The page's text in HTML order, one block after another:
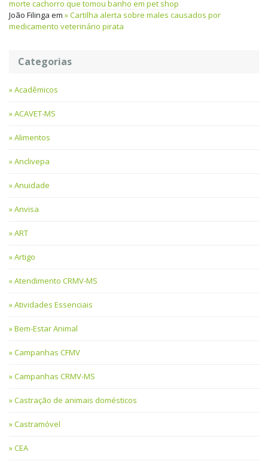
morte cachorro que tomou banho em pet shop
João Filinga em
Cartilha alerta sobre males causados por
medicamento veterinário pirata
Categorias
Acadêmicos
ACAVET-MS
Alimentos
Anclivepa
Anuidade
Anvisa
ART
Artigo
Atendimento CRMV-MS
Atividades Essenciais
Bem-Estar Animal
Campanhas CFMV
Campanhas CRMV-MS
Castração de animais domésticos
Castramóvel
CEA